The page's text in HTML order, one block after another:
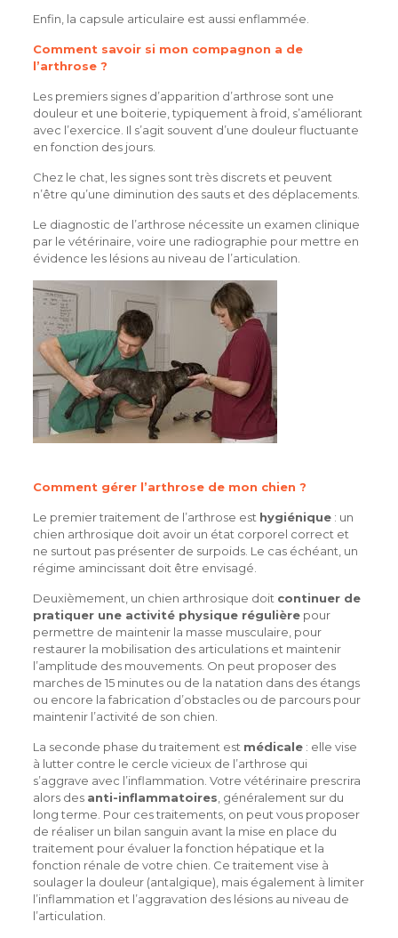
Enfin, la capsule articulaire est aussi enflammée.
Comment savoir si mon compagnon a de
l’arthrose ?
Les premiers signes d’apparition d’arthrose sont une
douleur et une boiterie, typiquement à froid, s’améliorant
avec l’exercice. Il s’agit souvent d’une douleur fluctuante
en fonction des jours.
Chez le chat, les signes sont très discrets et peuvent
n’être qu’une diminution des sauts et des déplacements.
Le diagnostic de l’arthrose nécessite un examen clinique
par le vétérinaire, voire une radiographie pour mettre en
évidence les lésions au niveau de l’articulation.
Comment gérer l’arthrose de mon chien ?
Le premier traitement de l’arthrose est hygiénique: un
chien arthrosique doit avoir un état corporel correct et
ne surtout pas présenter de surpoids. Le cas échéant, un
régime amincissant doit être envisagé.
Deuxièmement, un chien arthrosique doit continuer de
pratiquer une activité physique régulièrepour
permettre de maintenir la masse musculaire, pour
restaurer la mobilisation des articulations et maintenir
l’amplitude des mouvements. On peut proposer des
marches de 15 minutes ou de la natation dans des étangs
ou encore la fabrication d’obstacles ou de parcours pour
maintenir l’activité de son chien.
La seconde phase du traitement est médicale: elle vise
à lutter contre le cercle vicieux de l’arthrose qui
s’aggrave avec l’inflammation. Votre vétérinaire prescrira
alors des anti-inflammatoires , généralement sur du
long terme. Pour ces traitements, on peut vous proposer
de réaliser un bilan sanguin avant la mise en place du
traitement pour évaluer la fonction hépatique et la
fonction rénale de votre chien. Ce traitement vise à
soulager la douleur (antalgique), mais également à limiter
l’inflammation et l’aggravation des lésions au niveau de
l’articulation.